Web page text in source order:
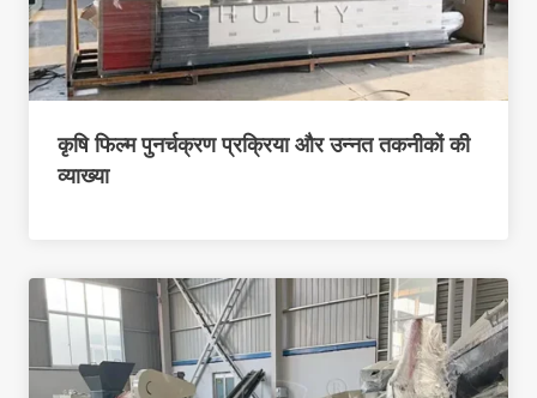
कृषि फिल्म पुनर्चक्रण प्रक्रिया और उन्नत तकनीकों की
व्याख्या